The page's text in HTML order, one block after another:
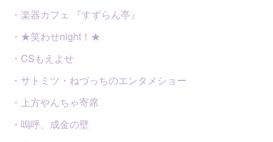
・楽器カフェ 『すずらん亭』
・★笑わせnight！★
・CSもえよせ
・サトミツ・ねづっちのエンタメショー
・上方やんちゃ寄席
・嗚呼、成金の壁